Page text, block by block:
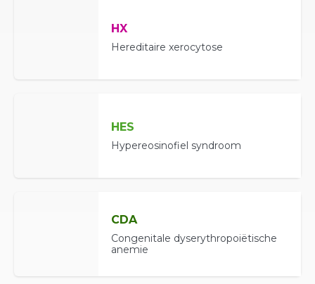
HX
Hereditaire xerocytose
HES
Hypereosinofiel syndroom
CDA
Congenitale dyserythropoiëtische
anemie